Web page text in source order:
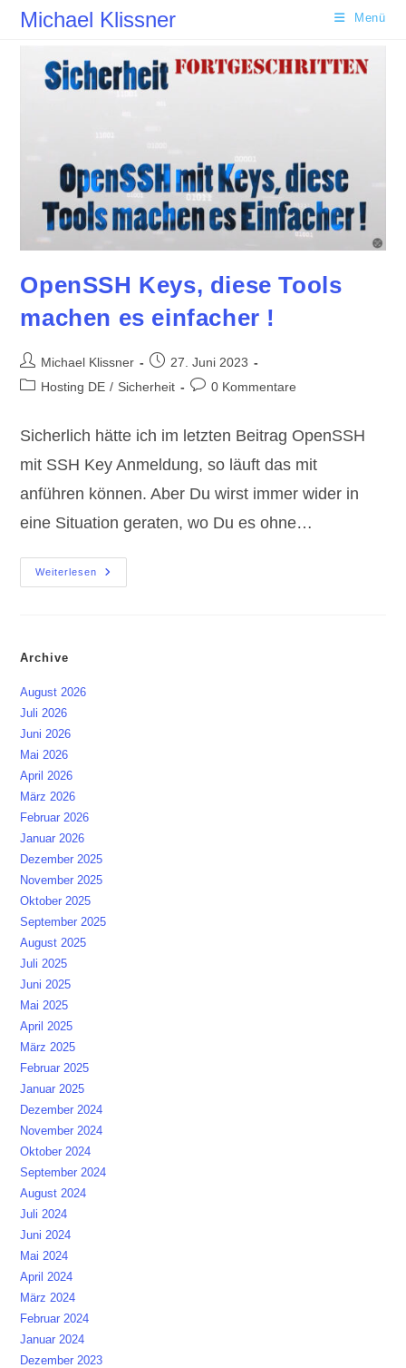
ZumMichael Klissner Menü
OpenSSH Keys, diese Tools
machen es einfacher !
Beitrags-
Autor:
Michael Klissner
Beitrag
veröffentlicht:
27. Juni 2023
Beitrags-
Hosting DE / Sicherheit
Beitrags-
0 Kommentare
Sicherlich hätte ich im letzten Beitrag OpenSSH
mit SSH Key Anmeldung, so läuft das mit
anführen können. Aber Du wirst immer wider in
eine Situation geraten, wo Du es ohne…
Weiterlesen
OpenSSH
Keys,
Archive
August 2026
Juli 2026
Juni 2026
Mai 2026
April 2026
März 2026
Februar 2026
Januar 2026
Dezember 2025
November 2025
Oktober 2025
September 2025
August 2025
Juli 2025
Juni 2025
Mai 2025
April 2025
März 2025
Februar 2025
Januar 2025
Dezember 2024
November 2024
Oktober 2024
September 2024
August 2024
Juli 2024
Juni 2024
Mai 2024
April 2024
März 2024
Februar 2024
Januar 2024
Dezember 2023